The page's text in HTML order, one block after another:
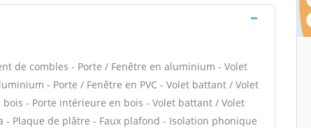
de combles - Porte / Fenêtre en aluminium - Volet
- Porte / Fenêtre en PVC - Volet battant / Volet
bois - Porte intérieure en bois - Volet battant / Volet
Plaque de plâtre - Faux plafond - Isolation phonique